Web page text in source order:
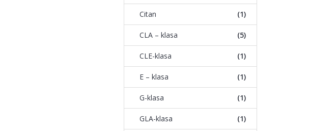
Citan (1)
CLA – klasa (5)
CLE-klasa (1)
E – klasa (1)
G-klasa (1)
GLA-klasa (1)